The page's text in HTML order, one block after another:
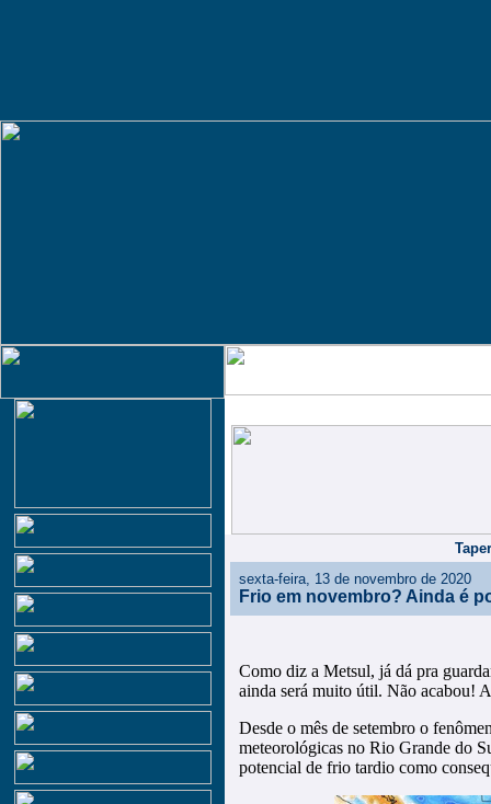
sexta-feira, 13 de novembro de 2020
Frio em novembro? Ainda é
Como diz a Metsul, já dá pra
ainda será muito útil. Não acabou!
Desde o mês de setembro o
meteorológicas no Rio Grande do
potencial de frio tardio como